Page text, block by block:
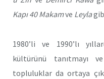
Kapı 40 Makamve Leyla
1980’li ve 1990’lı
kültürünü tanıtmayı ve
topluluklar da ortaya